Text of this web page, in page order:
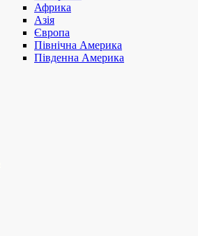
Африка
Азія
Європа
Північна Америка
Південна Америка